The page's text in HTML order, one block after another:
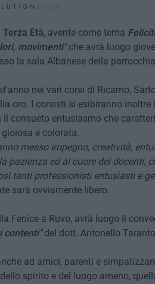
Età, avente come tema
movimenti"che avrà luogo
la sala Albanese della
nei vari corsi di Ricamo,
oro. I corsisti si esibiranno inoltre
consueto entusiasmo che
e colorata.
messo impegno, creatività,
pazienza ed al cuore dei docenti,
tanti professionisti entusiasti e
sarà ovviamente libero.
Fenice a Ruvo, avrà luogo il
contenti"del dott. Antonello
ad amici, parenti e
spirito e del luogo ameno,